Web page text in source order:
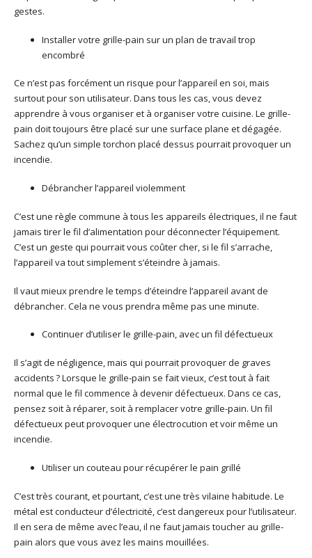
gestes.
Installer votre grille-pain sur un plan de travail trop
encombré
Ce n’est pas forcément un risque pour l’appareil en soi, mais
surtout pour son utilisateur. Dans tous les cas, vous devez
apprendre à vous organiser et à organiser votre cuisine. Le grille-
pain doit toujours être placé sur une surface plane et dégagée.
Sachez qu’un simple torchon placé dessus pourrait provoquer un
incendie.
Débrancher l’appareil violemment
C’est une règle commune à tous les appareils électriques, il ne faut
jamais tirer le fil d’alimentation pour déconnecter l’équipement.
C’est un geste qui pourrait vous coûter cher, si le fil s’arrache,
l’appareil va tout simplement s’éteindre à jamais.
Il vaut mieux prendre le temps d’éteindre l’appareil avant de
débrancher. Cela ne vous prendra même pas une minute.
Continuer d’utiliser le grille-pain, avec un fil défectueux
Il s’agit de négligence, mais qui pourrait provoquer de graves
accidents ? Lorsque le grille-pain se fait vieux, c’est tout à fait
normal que le fil commence à devenir défectueux. Dans ce cas,
pensez soit à réparer, soit à remplacer votre grille-pain. Un fil
défectueux peut provoquer une électrocution et voir même un
incendie.
Utiliser un couteau pour récupérer le pain grillé
C’est très courant, et pourtant, c’est une très vilaine habitude. Le
métal est conducteur d’électricité, c’est dangereux pour l’utilisateur.
Il en sera de même avec l’eau, il ne faut jamais toucher au grille-
pain alors que vous avez les mains mouillées.